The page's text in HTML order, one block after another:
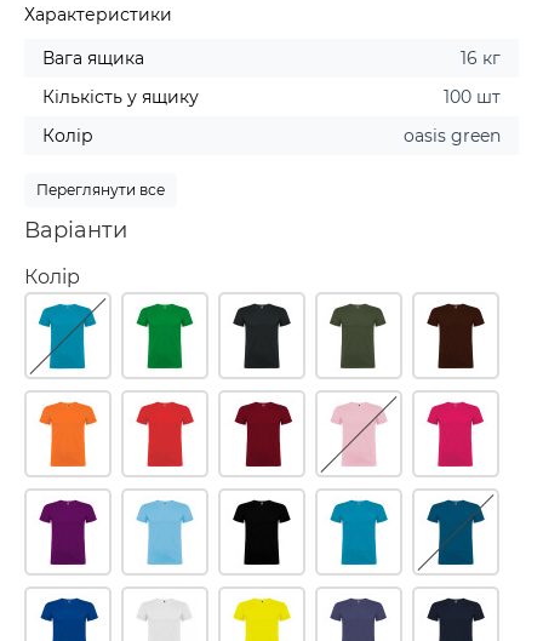
Характеристики
Вага ящика
16 кг
Кількість у ящику
100 шт
Колір
oasis green
Переглянути все
Варіанти
Колір